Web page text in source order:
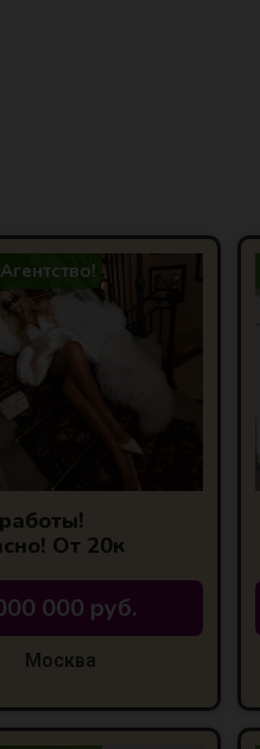
От 20к
000 руб.
Москва